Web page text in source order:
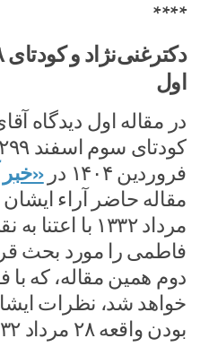
****
اول
در مقاله اول دیدگاه
فروردین ۱۴۰۴ در
«خبر
مرداد ۱۳۳۲ با
فاطمی را مورد بحث
دوم همین مقاله، که با
خواهد شد، نظرات
بودن واقعه ۲۸ مرداد ۱۳۳۲ بررسی خواهم کرد.